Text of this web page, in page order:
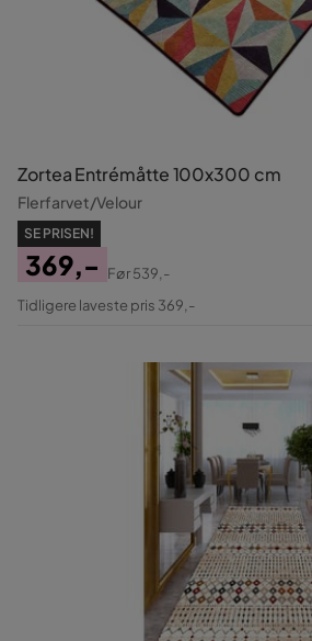
Zortea Entrémåtte 100x300 cm
Flerfarvet/Velour
SE PRISEN!
Pris
369,-
Original
Før539,-
Tidligere laveste pris 369,-